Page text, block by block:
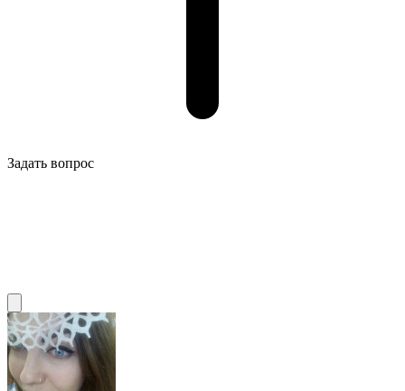
Задать вопрос